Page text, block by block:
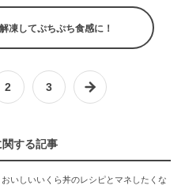
凍してぷちぷち食感に！
2 3
する記事
いしいいくら丼のレシピとマネしたくな